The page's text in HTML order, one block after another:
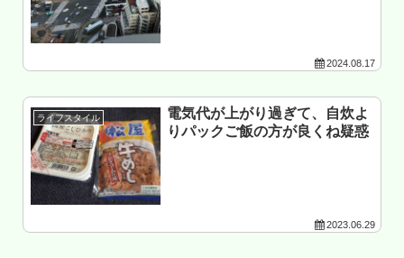
2024.08.17
ライフスタイル
電気代が上がり過ぎて、自炊よ
りパックご飯の方が良くね疑惑
2023.06.29